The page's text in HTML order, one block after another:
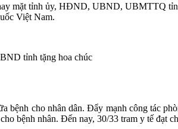
mặt tỉnh ủy, HĐND, UBND, UBMTTQ
Việt Nam.
tỉnh tặng hoa chúc
cho nhân dân. Đẩy mạnh công tác
bệnh nhân. Đến nay, 30/33 tram y tế đạt